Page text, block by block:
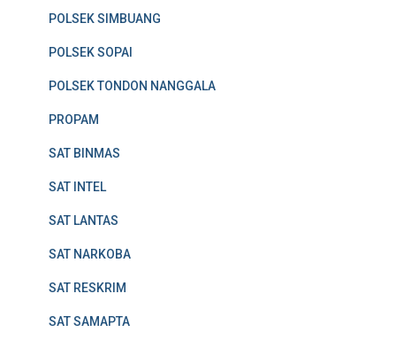
POLSEK SIMBUANG
POLSEK SOPAI
POLSEK TONDON NANGGALA
PROPAM
SAT BINMAS
SAT INTEL
SAT LANTAS
SAT NARKOBA
SAT RESKRIM
SAT SAMAPTA